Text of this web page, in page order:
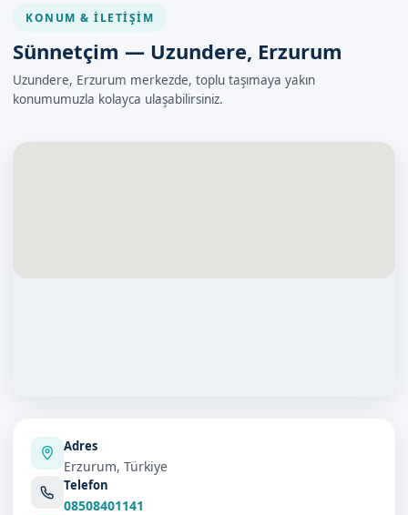
KONUM & İLETIŞIM
Sünnetçim — Uzundere, Erzurum
Uzundere, Erzurum merkezde, toplu taşımaya yakın
konumumuzla kolayca ulaşabilirsiniz.
Adres
Erzurum, Türkiye
Telefon
08508401141